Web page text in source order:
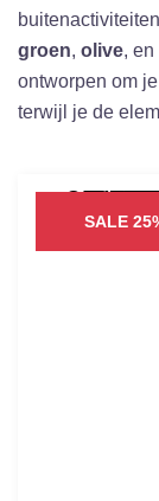
groen, olive, en
ontworpen om
terwijl je de
SALE